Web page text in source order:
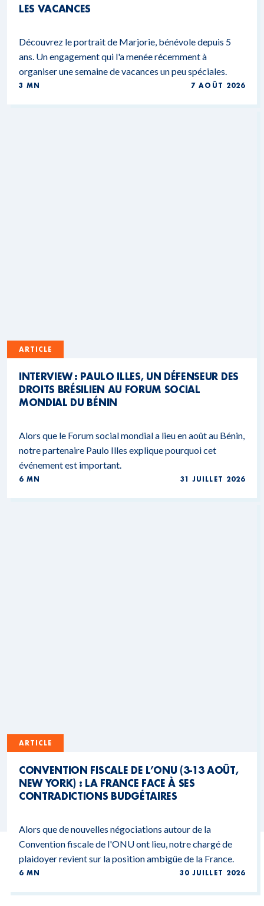
LES VACANCES
Découvrez le portrait de Marjorie, bénévole depuis 5
ans. Un engagement qui l'a menée récemment à
organiser une semaine de vacances un peu spéciales.
3 MN 7 AOÛT 2026
ARTICLE
INTERVIEW : PAULO ILLES, UN DÉFENSEUR DES
DROITS BRÉSILIEN AU FORUM SOCIAL
MONDIAL DU BÉNIN
Alors que le Forum social mondial a lieu en août au Bénin,
notre partenaire Paulo Illes explique pourquoi cet
événement est important.
6 MN 31 JUILLET 2026
ARTICLE
CONVENTION FISCALE DE L’ONU (3-13 AOÛT,
NEW YORK) : LA FRANCE FACE À SES
CONTRADICTIONS BUDGÉTAIRES
Alors que de nouvelles négociations autour de la
Convention fiscale de l'ONU ont lieu, notre chargé de
plaidoyer revient sur la position ambigüe de la France.
6 MN 30 JUILLET 2026